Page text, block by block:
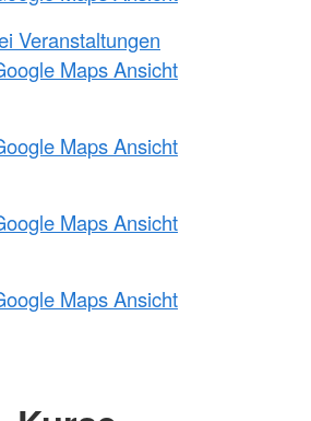
Veranstaltungen
Maps Ansicht
Maps Ansicht
Maps Ansicht
Maps Ansicht